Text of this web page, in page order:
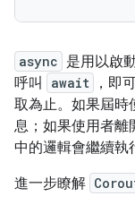
async 是用以啟
呼叫
await
，即
取為止。如果屆時
息；如果使用者離
中的邏輯會繼續執
進一步瞭解